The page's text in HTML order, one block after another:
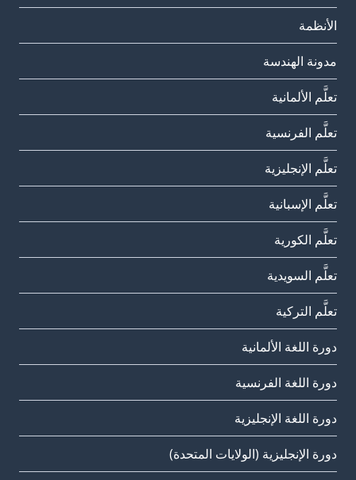
الأنظمة
مدونة الهندسة
تعلَّم الألمانية
تعلَّم الفرنسية
تعلَّم الإنجليزية
تعلَّم الإسبانية
تعلَّم الكورية
تعلَّم السويدية
تعلَّم التركية
دورة اللغة الألمانية
دورة اللغة الفرنسية
دورة اللغة الإنجليزية
دورة الإنجليزية (الولايات المتحدة)